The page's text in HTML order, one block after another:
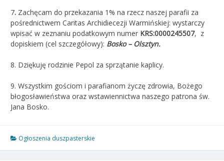
7. Zachęcam do przekazania 1% na rzecz naszej parafii za
pośrednictwem Caritas Archidiecezji Warmińskiej: wystarczy
wpisać w zeznaniu podatkowym numer KRS:0000245507, z
dopiskiem (cel szczegółowy): Bosko – Olsztyn.
8. Dziękuję rodzinie Pepol za sprzątanie kaplicy.
9. Wszystkim gościom i parafianom życzę zdrowia, Bożego
błogosławieństwa oraz wstawiennictwa naszego patrona św.
Jana Bosko.
Ogłoszenia duszpasterskie